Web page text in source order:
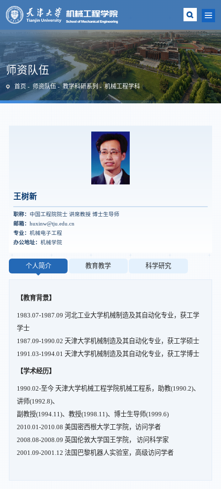
师资队伍
首页 师资队伍 教学科研系列 机械工程学科
王树新
职称： 中国工程院院士 讲席教授 博士生导师
邮箱： huxinw@tju.edu.cn
专业： 机械电子工程
办公地址： 机械学院
个人简介 教育教学 科学研究
【教育背景】
1983.07-1987.09 河北工业大学机械制造及其自动化专业，获工学
学士
1987.09-1990.02 天津大学机械制造及其自动化专业，获工学硕士
1991.03-1994.01 天津大学机械制造及其自动化专业，获工学博士
【学术经历】
1990.02-至今 天津大学机械工程学院机械工程系，助教(1990.2)、
讲师(1992.8)、
副教授(1994.11)、教授(1998.11)、博士生导师(1999.6)
2010.01-2010.08 美国密西根大学工学院，访问学者
2008.08-2008.09 英国伦敦大学国王学院， 访问科学家
2001.09-2001.12 法国巴黎机器人实验室，高级访问学者